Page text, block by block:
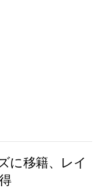
に移籍、レイ